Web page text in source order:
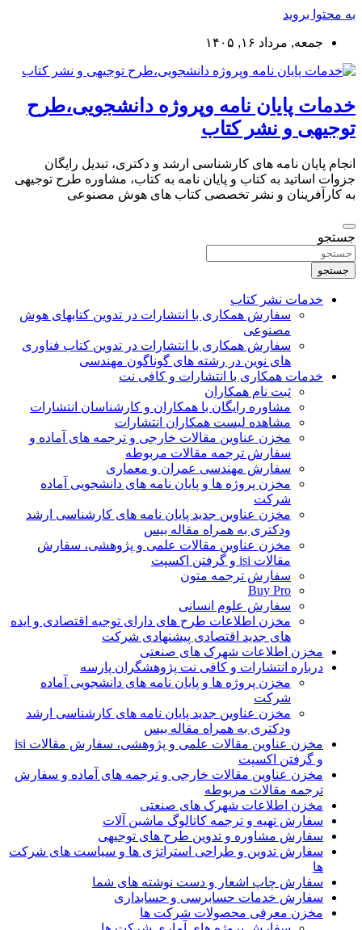
به محتوا بروید
جمعه, مرداد ۱۶, ۱۴۰۵
خدمات پایان نامه وپروژه دانشجویی،طرح
توجیهی و نشر کتاب
انجام پایان نامه های کارشناسی ارشد و دکتری، تبدیل رایگان
جزوات اساتید به کتاب و پایان نامه به کتاب، مشاوره طرح توجیهی
به کارآفرینان و نشر تخصصی کتاب های هوش مصنوعی
جستجو
جستجو
خدمات نشر کتاب
سفارش همکاری با انتشارات در تدوین کتابهای هوش
مصنوعی
سفارش همکاری با انتشارات در تدوین کتاب فناوری
های نوین در رشته های گوناگون مهندسی
خدمات همکاری با انتشارات و کافی نت
ثبت نام همکاران
مشاوره رایگان با همکاران و کارشناسان انتشارات
مشاهده لیست همکاران انتشارات
مخزن عناوین مقالات خارجی و ترجمه های آماده و
سفارش ترجمه مقالات مربوطه
سفارش مهندسی عمران و معماری
مخزن پروژه ها و پایان نامه های دانشجویی آماده
شرکت
مخزن عناوین جدید پایان نامه های کارشناسی ارشد
ودکتری به همراه مقاله بیس
مخزن عناوین مقالات علمی و پژوهشی، سفارش
مقالات isi و گرفتن اکسپت
سفارش ترجمه متون
Buy Pro
سفارش علوم انسانی
مخزن اطلاعات طرح های دارای توجیه اقتصادی و ایده
های جدید اقتصادی پیشنهادی شرکت
مخزن اطلاعات شهرک های صنعتی
درباره انتشارات و کافی نت پژوهشگران پارسه
مخزن پروژه ها و پایان نامه های دانشجویی آماده
شرکت
مخزن عناوین جدید پایان نامه های کارشناسی ارشد
ودکتری به همراه مقاله بیس
مخزن عناوین مقالات علمی و پژوهشی، سفارش مقالات isi
و گرفتن اکسپت
مخزن عناوین مقالات خارجی و ترجمه های آماده و سفارش
ترجمه مقالات مربوطه
مخزن اطلاعات شهرک های صنعتی
سفارش تهیه و ترجمه کاتالوگ ماشین آلات
سفارش مشاوره و تدوین طرح های توجیهی
سفارش تدوین و طراحی استراتژی ها و سیاست های شرکت
ها
سفارش چاپ اشعار و دست نوشته های شما
سفارش خدمات حسابرسی و حسابداری
مخزن معرفی محصولات شرکت ها